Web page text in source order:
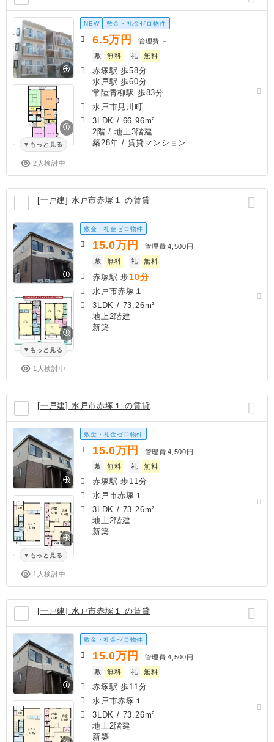
もっと見る
2人検討中
NEW 敷金・礼金ゼロ物件
6.5万円 管理費 －
敷
無料 礼 無料
赤塚駅 歩58分
水戸駅 歩60分
常陸青柳駅 歩83分
水戸市見川町
3LDK / 66.96m²
2階 / 地上3階建
築28年 / 賃貸マンション
[一戸建] 水戸市赤塚１ の賃貸
もっと見る
1人検討中
敷金・礼金ゼロ物件
15.0万円 管理費 4,500円
敷
無料 礼 無料
赤塚駅 歩10分
水戸市赤塚１
3LDK / 73.26m²
地上2階建
新築
[一戸建] 水戸市赤塚１ の賃貸
もっと見る
1人検討中
敷金・礼金ゼロ物件
15.0万円 管理費 4,500円
敷
無料 礼 無料
赤塚駅 歩11分
水戸市赤塚１
3LDK / 73.26m²
地上2階建
新築
[一戸建] 水戸市赤塚１ の賃貸
敷金・礼金ゼロ物件
15.0万円 管理費 4,500円
敷
無料 礼 無料
赤塚駅 歩11分
水戸市赤塚１
3LDK / 73.26m²
地上2階建
新築